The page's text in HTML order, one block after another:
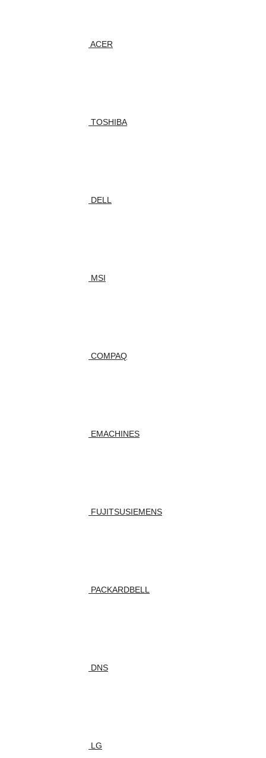
ACER
TOSHIBA
DELL
MSI
COMPAQ
EMACHINES
FUJITSUSIEMENS
PACKARDBELL
DNS
LG